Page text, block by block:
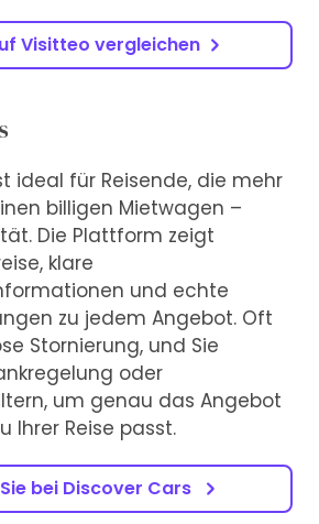
Visitteo vergleichen
ideal für Reisende, die mehr
billigen Mietwagen –
Die Plattform zeigt
klare
und echte
zu jedem Angebot. Oft
Stornierung, und Sie
oder
um genau das Angebot
Ihrer Reise passt.
bei Discover Cars